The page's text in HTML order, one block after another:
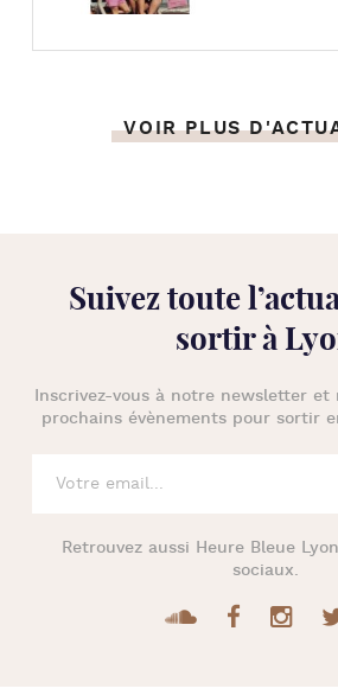
VOIR PLUS
Suivez toute l’
sortir à
Inscrivez-vous à notre newsletter et
prochains évènements pour sortir
Retrouvez aussi Heure Bleue Lyon
sociaux.